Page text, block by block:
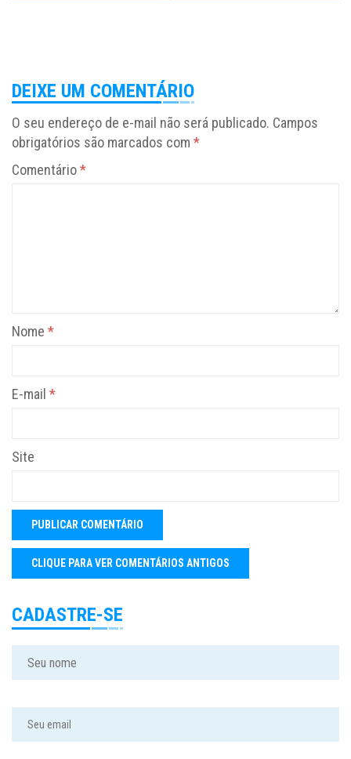
DEIXE UM COMENTÁRIO
O seu endereço de e-mail não será publicado. Campos
obrigatórios são marcados com *
Comentário*
Nome *
E-mail *
Site
CADASTRE-SE